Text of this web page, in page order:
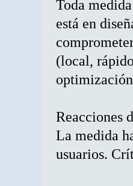
Toda
está en
(local,
Reacciones
La medida
usuarios.